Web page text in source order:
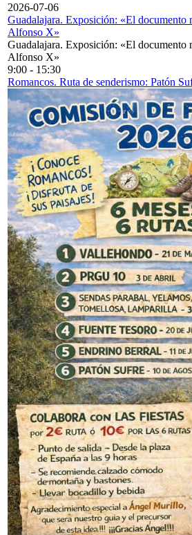
2026-07-06
Guadalajara. Exposición: «El documento
Alfonso X»
Guadalajara. Exposición: «El documento
Alfonso X»
9:00 - 15:30
Romancos. Ruta de senderismo: Patón